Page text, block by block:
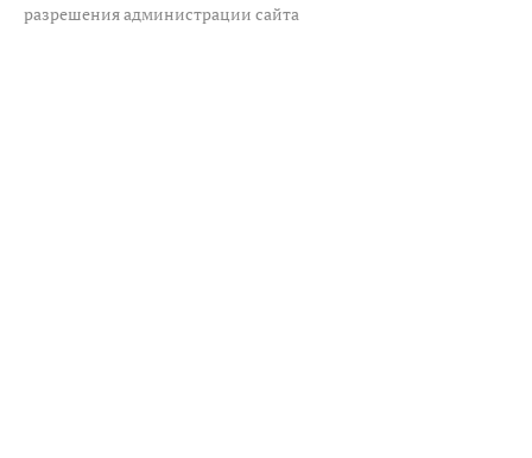
разрешения администрации сайта